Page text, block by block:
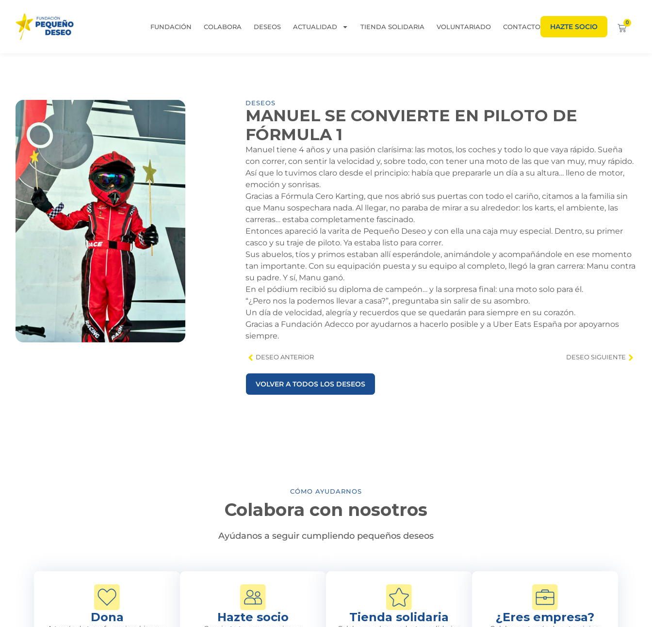
FUNDACIÓN COLABORA DESEOS ACTUALIDAD TIENDA SOLIDARIA VOLUNTARIADO CONTACTO HAZTE SOCIO 0
DESEOS
MANUEL SE CONVIERTE EN PILOTO DE
FÓRMULA 1
Manuel tiene 4 años y una pasión clarísima: las motos, los coches y todo lo que vaya rápido. Sueña
con correr, con sentir la velocidad y, sobre todo, con tener una moto de las que van muy, muy rápido.
Así que lo tuvimos claro desde el principio: había que prepararle un día a su altura… lleno de motor,
emoción y sonrisas.
Gracias a Fórmula Cero Karting, que nos abrió sus puertas con todo el cariño, citamos a la familia sin
que Manu sospechara nada. Al llegar, no paraba de mirar a su alrededor: los karts, el ambiente, las
carreras… estaba completamente fascinado.
Entonces apareció la varita de Pequeño Deseo y con ella una caja muy especial. Dentro, su primer
casco y su traje de piloto. Ya estaba listo para correr.
Sus abuelos, tíos y primos estaban allí esperándole, animándole y acompañándole en ese momento
tan importante. Con su equipación puesta y su equipo al completo, llegó la gran carrera: Manu contra
su padre. Y sí, Manu ganó.
En el pódium recibió su diploma de campeón… y la sorpresa final: una moto solo para él.
“¿Pero nos la podemos llevar a casa?”, preguntaba sin salir de su asombro.
Un día de velocidad, alegría y recuerdos que se quedarán para siempre en su corazón.
Gracias a Fundación Adecco por ayudarnos a hacerlo posible y a Uber Eats España por apoyarnos
siempre.
DESEO ANTERIOR DESEO SIGUIENTE
VOLVER A TODOS LOS DESEOS
CÓMO AYUDARNOS
Colabora con nosotros
Ayúdanos a seguir cumpliendo pequeños deseos
Dona Hazte socio Tienda solidaria ¿Eres empresa?